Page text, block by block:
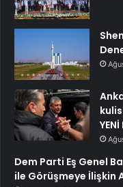
Dem Parti Eş Genel
ile Görüşmeye İlişkin